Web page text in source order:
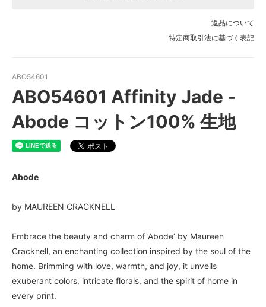
返品について
特定商取引法に基づく表記
ABO54601
ABO54601 Affinity Jade -
Abode コットン100% 生地
Abode
by MAUREEN CRACKNELL
Embrace the beauty and charm of ’Abode’ by Maureen
Cracknell, an enchanting collection inspired by the soul of the
home. Brimming with love, warmth, and joy, it unveils
exuberant colors, intricate florals, and the spirit of home in
every print.